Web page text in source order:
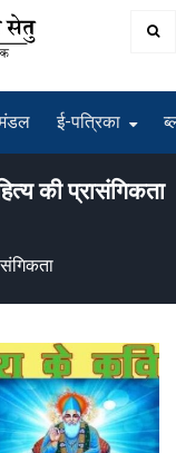
मंडल ई-पत्रिका
की प्रासंगिकता